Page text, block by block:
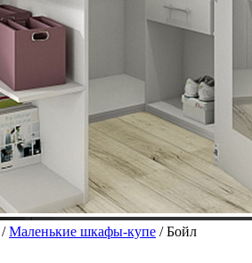
/Маленькие шкафы-купе / Бойл